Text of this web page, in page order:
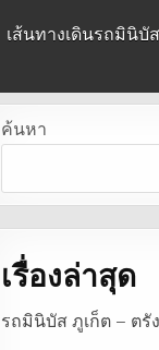
เส้นทางเดินรถมินิบัส
ค้นหา
เรื่องล่าสุด
รถมินิบัส ภูเก็ต – ตรัง